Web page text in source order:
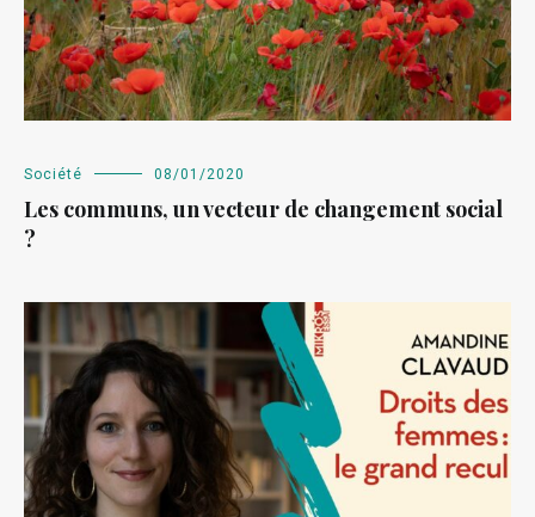
Société 08/01/2020
Les communs, un vecteur de changement social
?